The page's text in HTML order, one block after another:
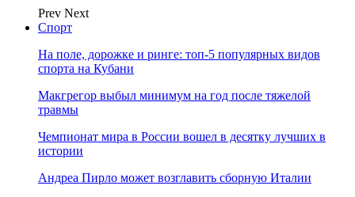
Prev Next
Спорт
На поле, дорожке и ринге: топ-5 популярных видов
спорта на Кубани
Макгрегор выбыл минимум на год после тяжелой
травмы
Чемпионат мира в России вошел в десятку лучших в
истории
Андреа Пирло может возглавить сборную Италии